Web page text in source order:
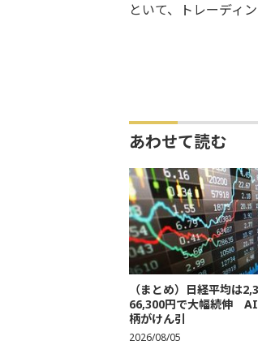
といて、トレーディ
あわせて読む
（まとめ）日経平均は
66,300円で大幅続伸 AI
柄がけん引
2026/08/05